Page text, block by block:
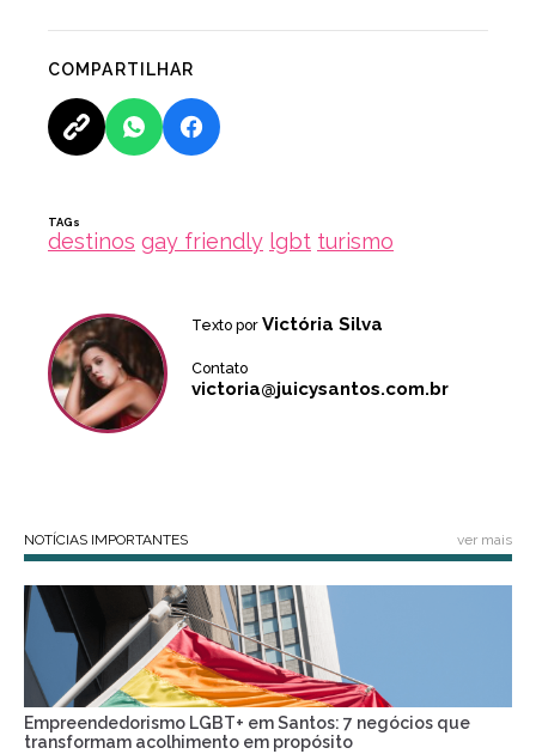
COMPARTILHAR
TAGs
destinos gay friendly lgbt turismo
Texto por Victória Silva
Contato
victoria@juicysantos.com.br
NOTÍCIAS IMPORTANTES ver mais
Empreendedorismo LGBT+ em Santos: 7 negócios que
transformam acolhimento em propósito